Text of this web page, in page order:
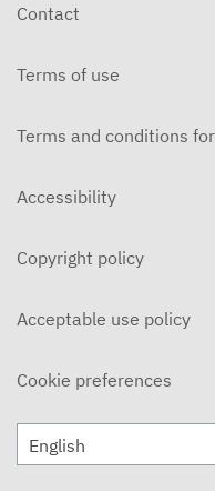
Contact
Terms of use
Terms and conditions
Accessibility
Copyright policy
Acceptable use policy
Cookie preferences
English